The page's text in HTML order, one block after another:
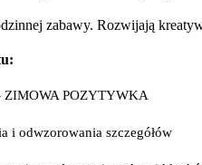
zabawy. Rozwijają
ZIMOWA POZYTYWKA
i odwzorowania szczegółów